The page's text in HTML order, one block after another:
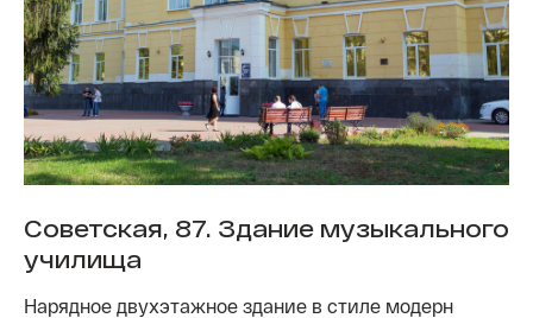
Советская, 87. Здание музыкального
училища
Нарядное двухэтажное здание в стиле модерн